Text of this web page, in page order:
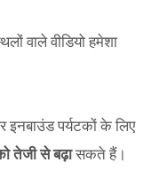
वाले वीडियो हमेशा
पर्यटकों के लिए
तेजी से बढ़ासकते हैं।